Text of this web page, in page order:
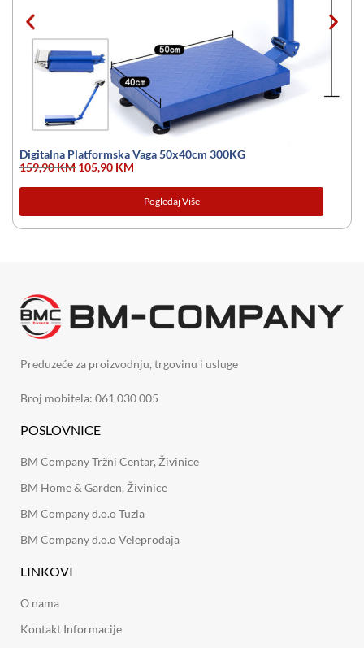
Digitalna Platformska Vaga 50x40cm 300KG
159,90KM 105,90 KM
Pogledaj Više
Preduzeće za proizvodnju, trgovinu i usluge
Broj mobitela: 061 030 005
POSLOVNICE
BM Company Tržni Centar, Živinice
BM Home & Garden, Živinice
BM Company d.o.o Tuzla
BM Company d.o.o Veleprodaja
LINKOVI
O nama
Kontakt Informacije